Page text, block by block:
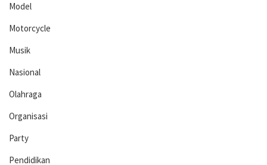
Model
Motorcycle
Musik
Nasional
Olahraga
Organisasi
Party
Pendidikan